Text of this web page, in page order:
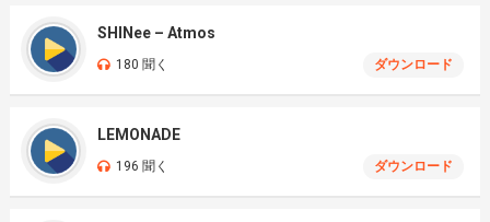
SHINee – Atmos
180 聞く ダウンロード
LEMONADE
196 聞く ダウンロード